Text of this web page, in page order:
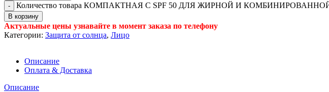
Количество товара КОМПАКТНАЯ С SPF 50 ДЛЯ ЖИРНОЙ И
В корзину
Актуальные цены узнавайте в момент заказа по телефону
Категории: Защита от солнца, Лицо
Описание
Оплата & Доставка
Описание